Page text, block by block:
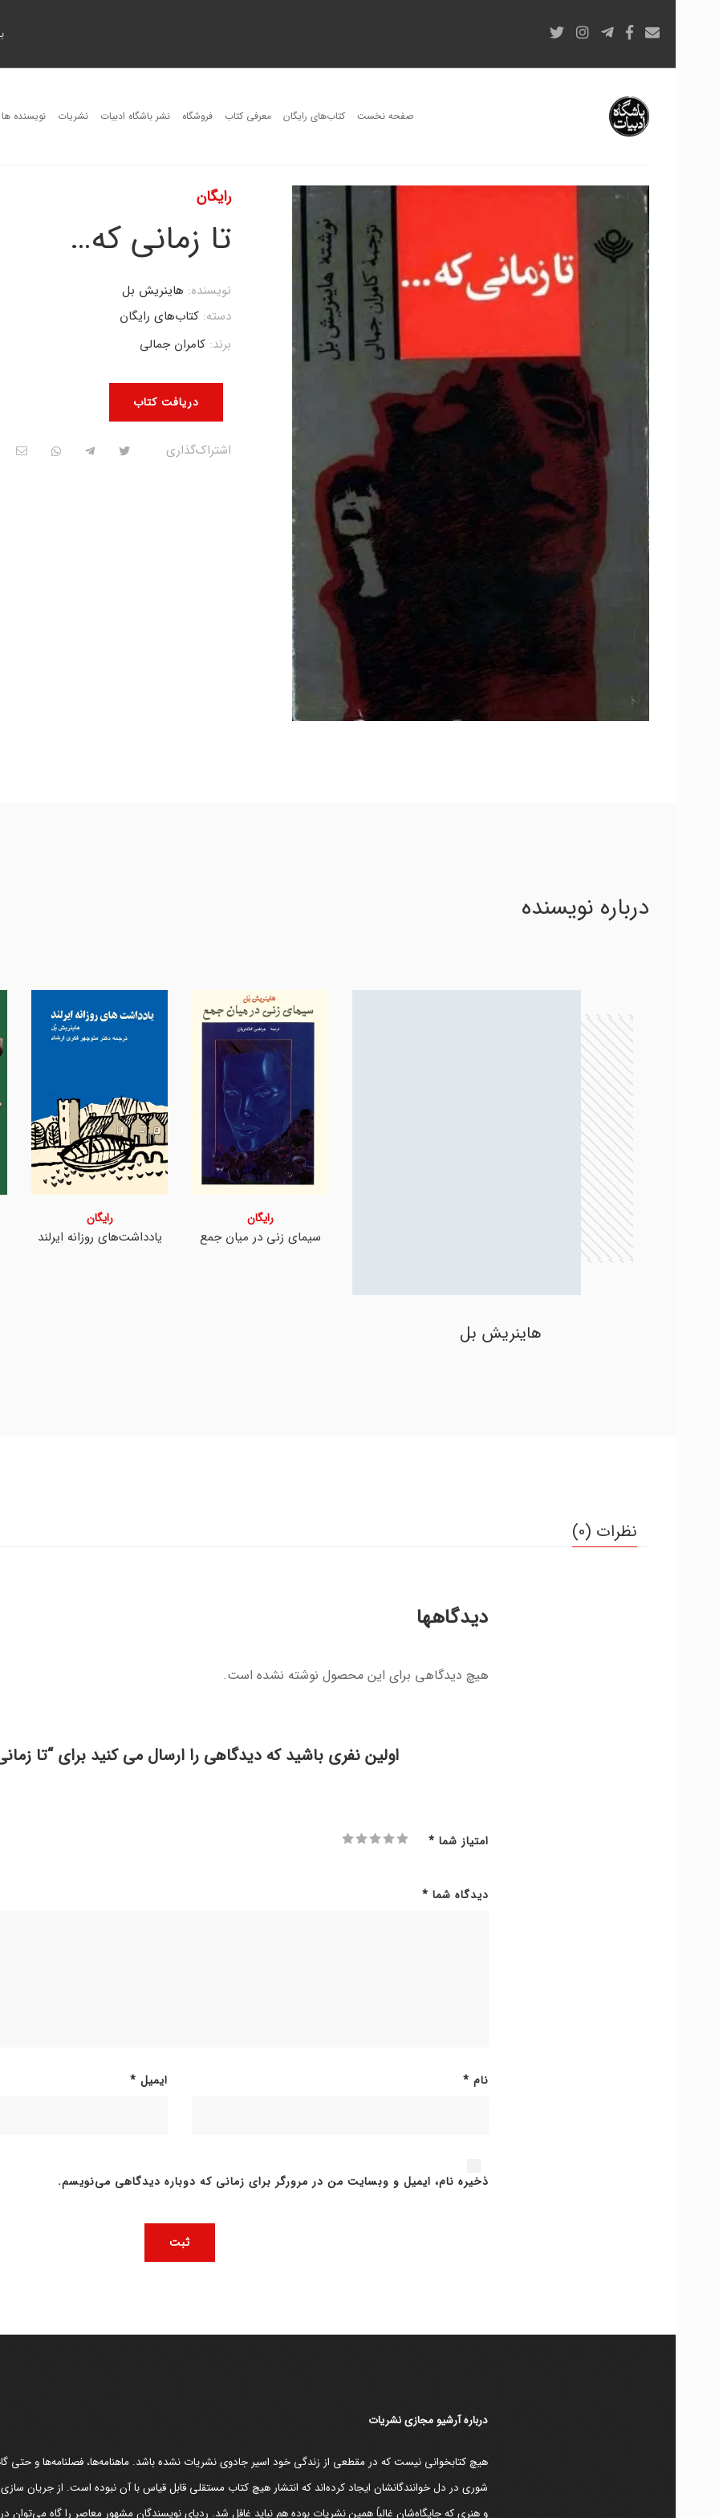
صفحه نخست کتاب‌های رایگان معرفی کتاب فروشگاه نشر باشگاه ادبیات نشریات نویسنده ها
رایگان
تا زمانی که…
دریافت کتاب
نویسنده: هاینریش بل
دسته: کتاب‌های رایگان
برند:کامران جمالی
اشتراک‌گذاری
درباره نویسنده
هاینریش بل
سیمای زنی در میان جمع
رایگان
یادداشت‌های روزانه ایرلند
رایگان
نظرات (0)
دیدگاهها
هیچ دیدگاهی برای این محصول نوشته نشده است.
اولین نفری باشید که دیدگاهی را ارسال می کنید برای “تا
امتیاز شما *
دیدگاه شما *
نام * ایمیل *
ذخیره نام، ایمیل و وبسایت من در مرورگر برای زمانی که دوباره دیدگاهی می‌نویسم.
دربارۀ آرشیو مجازی نشریات
هیچ کتابخوانی نیست که در مقطعی از زندگی خود اسیر جادوی نشریات نشده باشد. ماهنامه‌ها، فصلنامه‌ها و حتی
شوری در دل خوانندگانشان ایجاد کرده‌اند که انتشار هیچ کتاب مستقلی قابل قیاس با آن نبوده است. از جریان
و هنری که جایگاه‌شان غالباً همین نشریات بوده هم نباید غافل شد. ردپای نویسندگان مشهور معاصر را گاه می‌توان